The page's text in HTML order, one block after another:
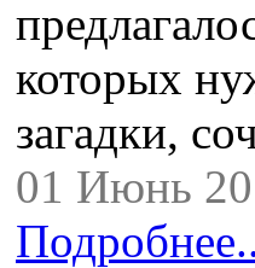
которых
загадки,
01 Июнь